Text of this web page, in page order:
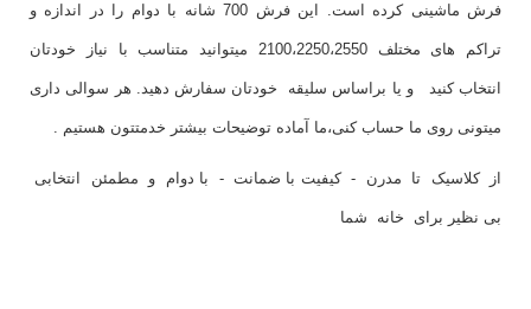
فرش ماشینی کرده است. این فرش 700 شانه با دوام را در اندازه و
تراکم های مختلف 2100،2250،2550 میتوانید متناسب با نیاز خودتان
انتخاب کنید و یا براساس سلیقه خودتان سفارش دهید. هر سوالی داری
میتونی روی ما حساب کنی،ما آماده توضیحات بیشتر خدمتتون هستیم .
از کلاسیک تا مدرن - کیفیت با ضمانت - با دوام و مطمئن انتخابی
بی نظیر برای خانه شما